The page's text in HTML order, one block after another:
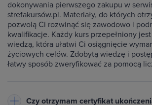
dokonywania pierwszego zakupu w
strefakursów.pl. Materiały, do których
pozwolą Ci rozwinąć się zawodowo i
kwalifikacje. Każdy kurs przepełniony
wiedzą, która ułatwi Ci osiągnięcie
życiowych celów. Zdobytą wiedzę i
łatwy sposób zweryfikować za pomocą
Czy otrzymam certyfikat